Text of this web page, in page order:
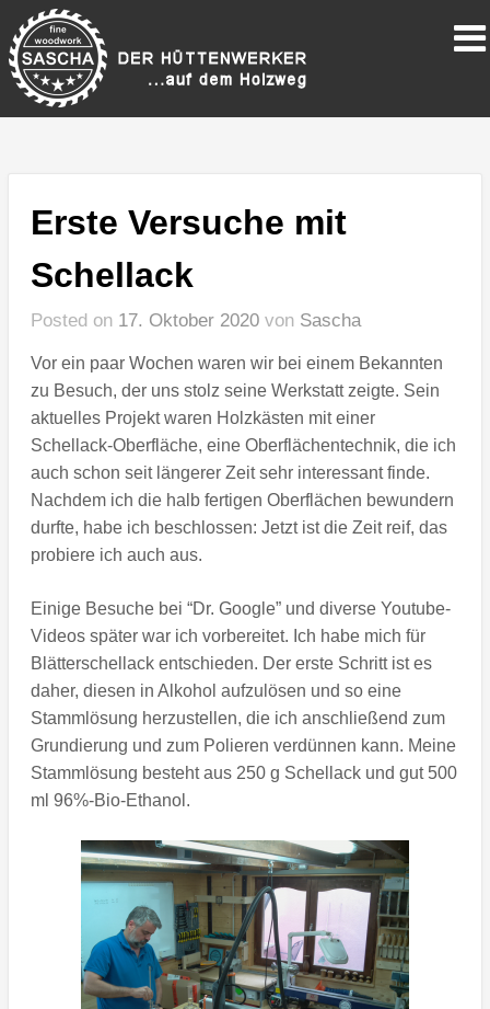
Erste Versuche mit
Schellack
Posted on 17. Oktober 2020von Sascha
Vor ein paar Wochen waren wir bei einem Bekannten
zu Besuch, der uns stolz seine Werkstatt zeigte. Sein
aktuelles Projekt waren Holzkästen mit einer
Schellack-Oberfläche, eine Oberflächentechnik, die ich
auch schon seit längerer Zeit sehr interessant finde.
Nachdem ich die halb fertigen Oberflächen bewundern
durfte, habe ich beschlossen: Jetzt ist die Zeit reif, das
probiere ich auch aus.
Einige Besuche bei “Dr. Google” und diverse Youtube-
Videos später war ich vorbereitet. Ich habe mich für
Blätterschellack entschieden. Der erste Schritt ist es
daher, diesen in Alkohol aufzulösen und so eine
Stammlösung herzustellen, die ich anschließend zum
Grundierung und zum Polieren verdünnen kann. Meine
Stammlösung besteht aus 250 g Schellack und gut 500
ml 96%-Bio-Ethanol.